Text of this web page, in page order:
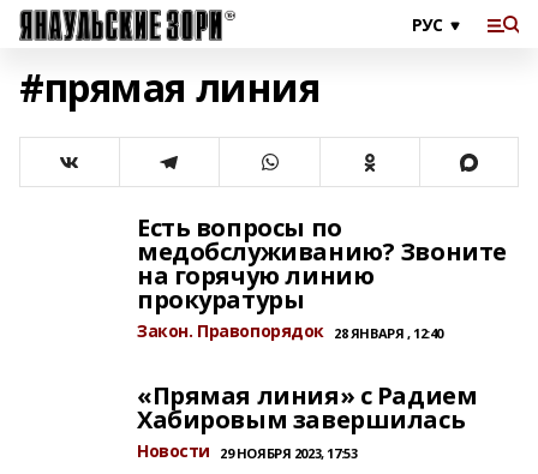
#прямая линия
Есть вопросы по
медобслуживанию? Звоните
на горячую линию
прокуратуры
Закон. Правопорядок 28 ЯНВАРЯ , 12:40
«Прямая линия» с Радием
Хабировым завершилась
Новости 29 НОЯБРЯ 2023, 17:53